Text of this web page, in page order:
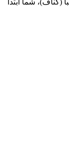
شما ابتدا